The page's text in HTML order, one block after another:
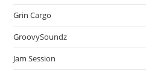
Grin Cargo
GroovySoundz
Jam Session